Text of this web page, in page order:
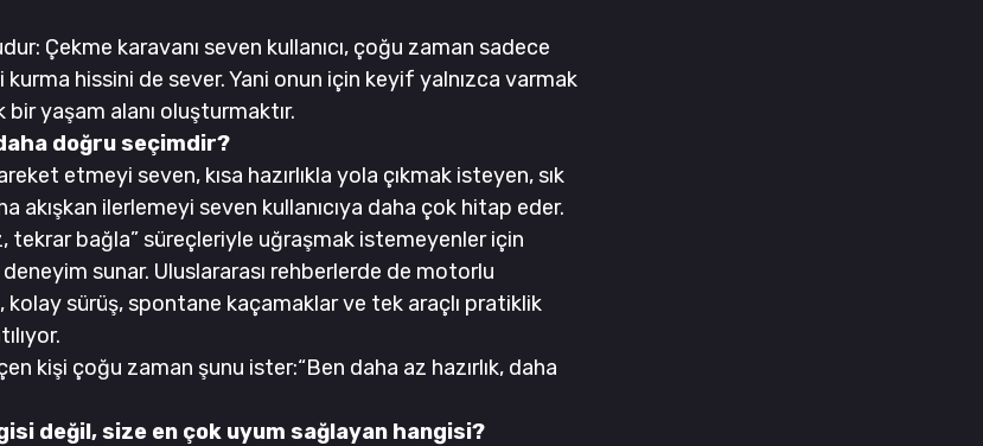
Çekme karavanı seven kullanıcı, çoğu zaman sadece
hissini de sever. Yani onun için keyif yalnızca varmak
yaşam alanı oluşturmaktır.
doğru seçimdir?
etmeyi seven, kısa hazırlıkla yola çıkmak isteyen, sık
ilerlemeyi seven kullanıcıya daha çok hitap eder.
tekrar bağla” süreçleriyle uğraşmak istemeyenler için
sunar. Uluslararası rehberlerde de motorlu
kolay sürüş, spontane kaçamaklar ve tek araçlı pratiklik
kişi çoğu zaman şunu ister:“Ben daha az hazırlık, daha
değil, size en çok uyum sağlayan hangisi?